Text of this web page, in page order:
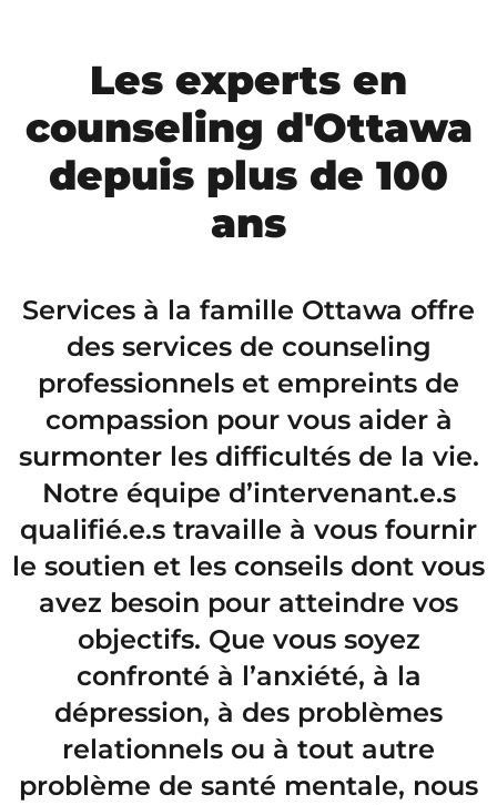
Les experts en
counseling d'Ottawa
depuis plus de 100
ans
Services à la famille Ottawa offre
des services de counseling
professionnels et empreints de
compassion pour vous aider à
surmonter les difficultés de la vie.
Notre équipe d’intervenant.e.s
qualifié.e.s travaille à vous fournir
le soutien et les conseils dont vous
avez besoin pour atteindre vos
objectifs. Que vous soyez
confronté à l’anxiété, à la
dépression, à des problèmes
relationnels ou à tout autre
problème de santé mentale, nous